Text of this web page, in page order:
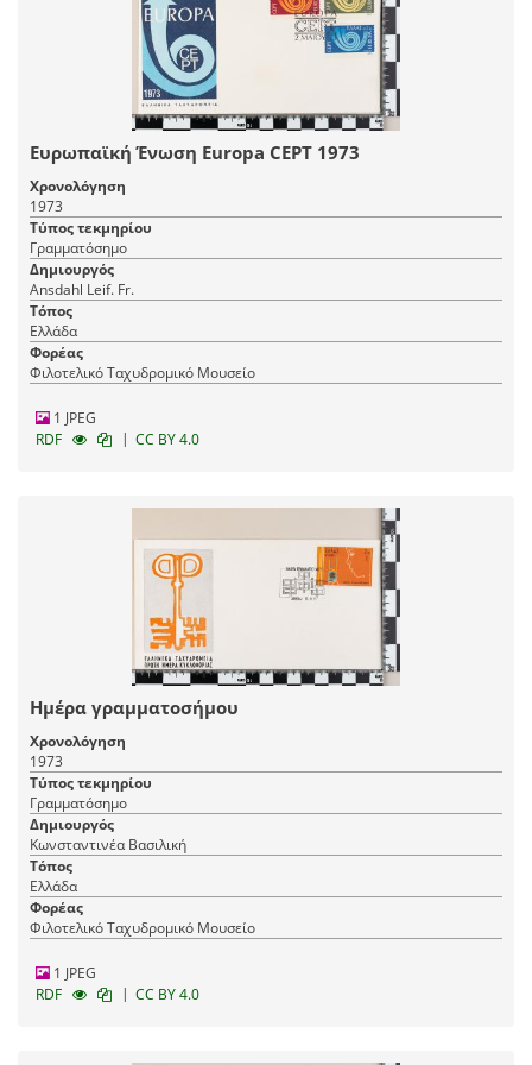
Ευρωπαϊκή Ένωση Europa CEPT 1973
Χρονολόγηση
1973
Τύπος τεκμηρίου
Γραμματόσημο
Δημιουργός
Ansdahl Leif. Fr.
Τόπος
Ελλάδα
Φορέας
Φιλοτελικό Ταχυδρομικό Μουσείο
1 JPEG
RDF
| CC BY 4.0
Ημέρα γραμματοσήμου
Χρονολόγηση
1973
Τύπος τεκμηρίου
Γραμματόσημο
Δημιουργός
Κωνσταντινέα Βασιλική
Τόπος
Ελλάδα
Φορέας
Φιλοτελικό Ταχυδρομικό Μουσείο
1 JPEG
RDF
| CC BY 4.0